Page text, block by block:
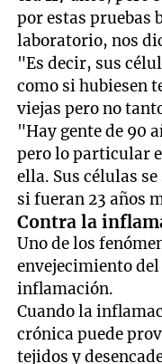
por estas pruebas
laboratorio, nos
"Es decir, sus
como si hubiesen
viejas pero no
"Hay gente de 90
pero lo particular
ella. Sus células
si fueran 23 años
Contra la
Uno de los
envejecimiento
inflamación.
Cuando la
crónica puede
tejidos y